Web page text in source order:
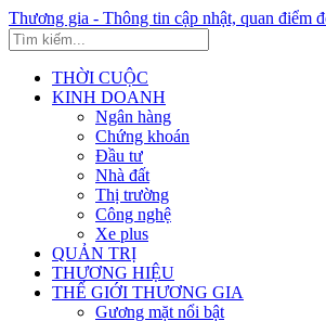
Thương gia - Thông tin cập nhật, quan điểm
THỜI CUỘC
KINH DOANH
Ngân hàng
Chứng khoán
Đầu tư
Nhà đất
Thị trường
Công nghệ
Xe plus
QUẢN TRỊ
THƯƠNG HIỆU
THẾ GIỚI THƯƠNG GIA
Gương mặt nổi bật